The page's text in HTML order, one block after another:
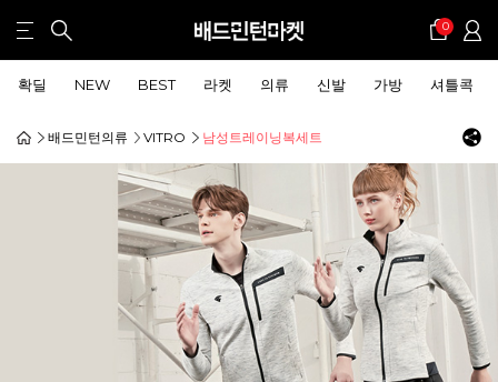
0
확딜 NEW BEST 라켓 의류 신발 가방 셔틀콕
배드민턴의류 VITRO 남성트레이닝복세트